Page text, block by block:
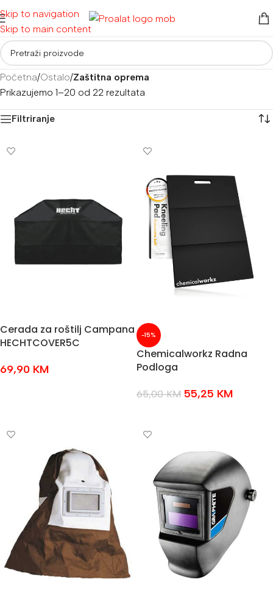
Skip to navigation
Skip to main content
Početna/Ostalo/Zaštitna oprema
Prikazujemo 1–20 od 22 rezultata
Filtriranje
Cerada za roštilj Campana
HECHTCOVER5C
69,90 KM
-15%
Chemicalworkz Radna
Podloga
65,00KM 55,25 KM